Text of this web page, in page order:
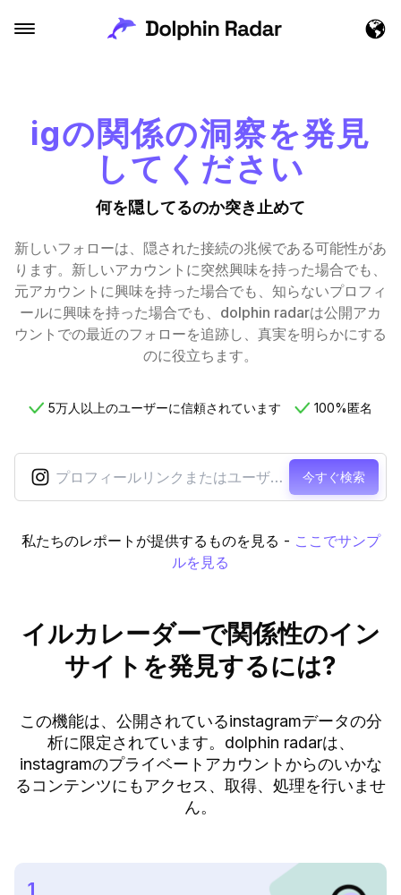
igの関係の洞察を発見
してください
何を隠してるのか突き止めて
新しいフォローは、隠された接続の兆候である可能性があ
ります。新しいアカウントに突然興味を持った場合でも、
元アカウントに興味を持った場合でも、知らないプロフィ
ールに興味を持った場合でも、dolphin radarは公開アカ
ウントでの最近のフォローを追跡し、真実を明らかにする
のに役立ちます。
5万人以上のユーザーに信頼されています 100%匿名
今すぐ検索
私たちのレポートが提供するものを見る - ここでサンプ
ルを見る
イルカレーダーで関係性のイン
サイトを発見するには?
この機能は、公開されているinstagramデータの分
析に限定されています。dolphin radarは、
instagramのプライベートアカウントからのいかな
るコンテンツにもアクセス、取得、処理を行いませ
ん。
1